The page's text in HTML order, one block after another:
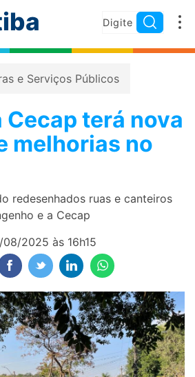
e Serviços Públicos
Cecap terá nova
melhorias no
redesenhados ruas e canteiros
e a Cecap
2025 às 16h15